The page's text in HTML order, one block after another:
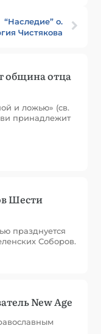
“Наследие” о.
Чистякова
община отца
и ложью» (cв.
принадлежит
Шести
празднуется
Соборов.
New Age